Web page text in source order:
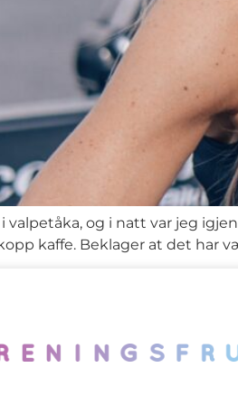
valpetåka, og i natt var jeg
kaffe. Beklager at det har